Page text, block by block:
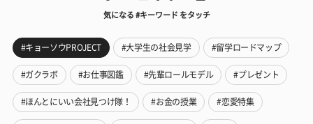
気になる #キーワード をタッチ
#キョーソウPROJECT #大学生の社会見学 #留学ロードマップ
#ガクラボ #お仕事図鑑 #先輩ロールモデル #プレゼント
#ほんとにいい会社見つけ隊！ #お金の授業 #恋愛特集